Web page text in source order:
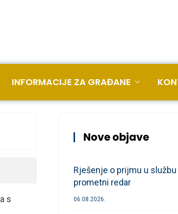
INFORMACIJE ZA GRAĐANE
s
Nove objave
Rješenje o prijmu u
prometni redar
06.08.2026.